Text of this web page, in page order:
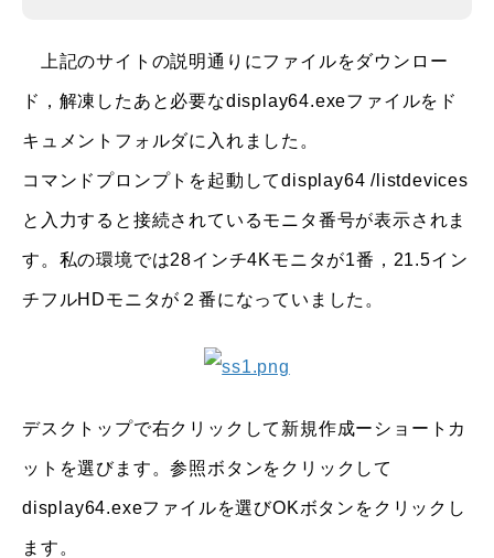
上記のサイトの説明通りにファイルをダウンロー
ド，解凍したあと必要なdisplay64.exeファイルをド
キュメントフォルダに入れました。
コマンドプロンプトを起動してdisplay64 /listdevices
と入力すると接続されているモニタ番号が表示されま
す。私の環境では28インチ4Kモニタが1番，21.5イン
チフルHDモニタが２番になっていました。
デスクトップで右クリックして新規作成ーショートカ
ットを選びます。参照ボタンをクリックして
display64.exeファイルを選びOKボタンをクリックし
ます。